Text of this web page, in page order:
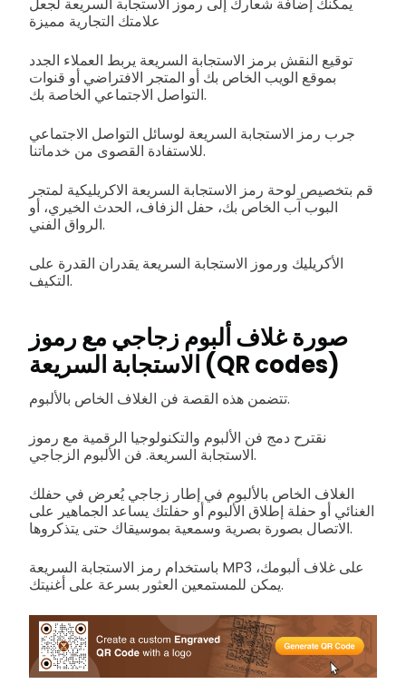
علامتك التجارية مميزة
توقيع النقش برمز الاستجابة السريعة يربط العملاء الجدد
بموقع الويب الخاص بك أو المتجر الافتراضي أو قنوات
التواصل الاجتماعي الخاصة بك.
جرب رمز الاستجابة السريعة لوسائل التواصل الاجتماعي
للاستفادة القصوى من خدماتنا.
قم بتخصيص لوحة رمز الاستجابة السريعة الاكريليكية لمتجر
البوب ​​آب الخاص بك، حفل الزفاف، الحدث الخيري، أو
الرواق الفني.
الأكريليك ورموز الاستجابة السريعة يقدران القدرة على
التكيف.
صورة غلاف ألبوم زجاجي مع رموز
الاستجابة السريعة (QR codes)
تتضمن هذه القصة فن الغلاف الخاص بالألبوم.
نقترح دمج فن الألبوم والتكنولوجيا الرقمية مع رموز
الاستجابة السريعة. فن الألبوم الزجاجي.
الغلاف الخاص بالألبوم في إطار زجاجي يُعرض في حفلك
الغنائي أو حفلة إطلاق الألبوم أو حفلتك يساعد الجماهير على
الاتصال بصورة بصرية وسمعية بموسيقاك حتى يتذكروها.
باستخدام رمز الاستجابة السريعة MP3 على غلاف ألبومك،
يمكن للمستمعين العثور بسرعة على أغنيتك.